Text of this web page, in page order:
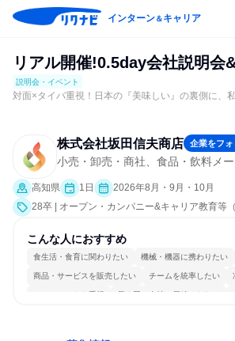
インターン＆キャリア
リアル開催!0.5day会社説明会
説明会・イベント
対面×タイパ重視！日本の『美味しい』の裏側に、私
株式会社坂田信夫商店 企業をフォ
小売・卸売・商社、食品・飲料メ
高知県 1日
2026年8月・9月・10月
28卒 | オープン・カンパニー&キャリア教育等
こんな人におすすめ
食生活・食育に関わりたい 機械・機器に携わりたい
商品・サービスを販売したい チームを統率したい
チームワークを重視 長く同じ会社に居続けられる